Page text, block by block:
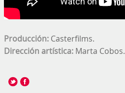
Producción: Casterfilms.
Dirección artística: Marta Cobos.